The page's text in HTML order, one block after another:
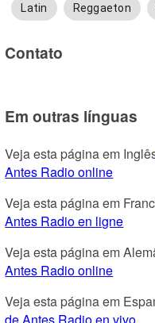
Latin Reggaeton
Contato
Em outras línguas
Veja esta página em
Antes Radio online
Veja esta página em
Antes Radio en ligne
Veja esta página em
Antes Radio online
Veja esta página em
de Antes Radio en vivo